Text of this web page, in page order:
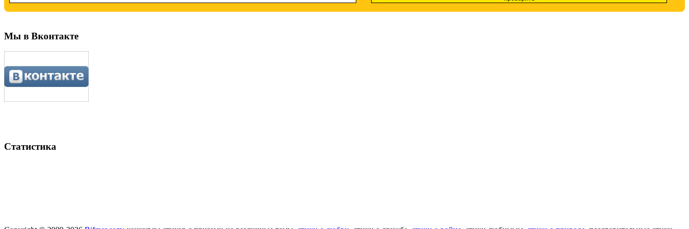
Мы в Вконтакте
Статистика